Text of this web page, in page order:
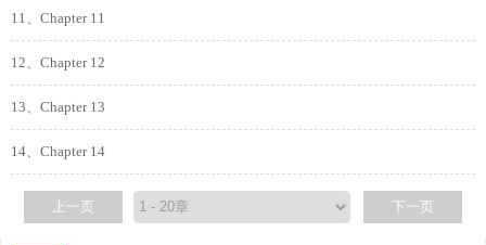
11、Chapter 11
12、Chapter 12
13、Chapter 13
14、Chapter 14
上一页 下一页